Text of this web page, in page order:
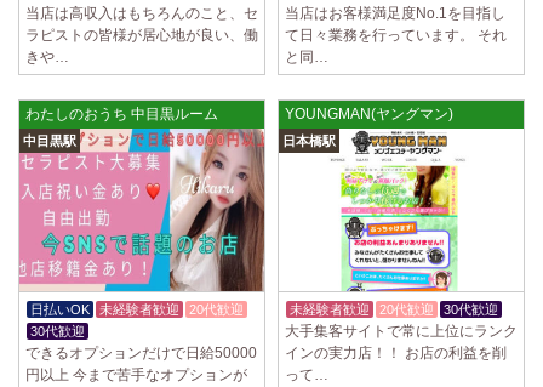
2025/04/08[勝川駅]
Cat’s (キャッツ)
18歳以上（高校生不可） オープンニングセラピストさん大募集！ 営業時
2025/04/05[日本橋駅]
Aroma de Banana (あろばな)
オープンにつきセラピスト大募集！！ 求人探しに苦労されている貴方様
に朗報です！ 当店では講習制度を徹底しています。 セクハラ…
2025/04/04 [吉祥寺駅]
LoveCHU (ラブチュ) 吉祥寺ルーム
やる気のあるセラピスト大募集！ 「本気で稼ぎたい！」「もっと人気セ
ラピストになりたい！」 そんなあなたを全力でサポートします…
2025/04/04[渋谷駅]
当店は高収入はもちろんのこと、セ
ラピストの皆様が居心地が良い、働
きや…
当店はお客様満足度No.1を目指し
て日々業務を行っています。 それ
と同…
わたしのおうち 中目黒ルーム
中目黒駅
日払いOK 未経験者歓迎
20代歓迎
30代歓迎
できるオプションだけで日給50000
円以上 今まで苦手なオプションが
YOUNGMAN(ヤングマン)
日本橋駅
未経験者歓迎 20代歓迎 30代歓迎
大手集客サイトで常に上位にランク
インの実力店！！ お店の利益を削
って…